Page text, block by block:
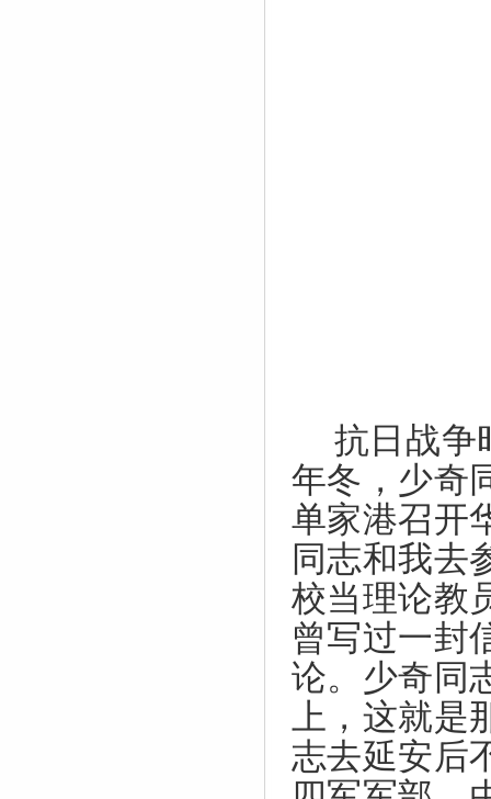
抗日战争
年冬，少奇
单家港召开
同志和我去
校当理论教
曾写过一封
论。少奇同
上，这就是
志去延安后